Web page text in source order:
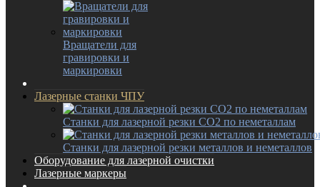
Вращатели для
гравировки и
маркировки
Лазерные станки ЧПУ
Станки для лазерной резки CO2 по неметаллам
Станки для лазерной резки металлов и неметаллов
Оборудование для лазерной очистки
Лазерные маркеры